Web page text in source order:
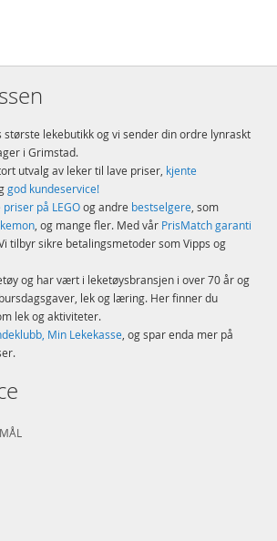
største lekebutikk og vi sender din ordre lynraskt
i Grimstad.
utvalg av leker til lave priser, kjente
god kundeservice!
priser på LEGOog andre bestselgere, som
, og mange fler. Med vår PrisMatch garanti
tilbyr sikre betalingsmetoder som Vipps og
og har vært i leketøysbransjen i over 70 år og
lek og læring. Her finner du
lek og aktiviteter.
Min Lekekasse, og spar enda mer på